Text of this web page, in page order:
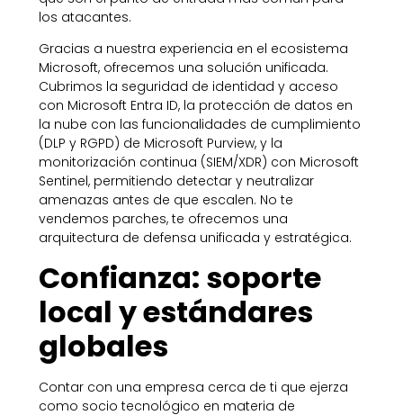
los atacantes.
Gracias a nuestra experiencia en el ecosistema
Microsoft, ofrecemos una solución unificada.
Cubrimos la seguridad de identidad y acceso
con Microsoft Entra ID, la protección de datos en
la nube con las funcionalidades de cumplimiento
(DLP y RGPD) de Microsoft Purview, y la
monitorización continua (SIEM/XDR) con Microsoft
Sentinel, permitiendo detectar y neutralizar
amenazas antes de que escalen. No te
vendemos parches, te ofrecemos una
arquitectura de defensa unificada y estratégica.
Confianza: soporte
local y estándares
globales
Contar con una empresa cerca de ti que ejerza
como socio tecnológico en materia de